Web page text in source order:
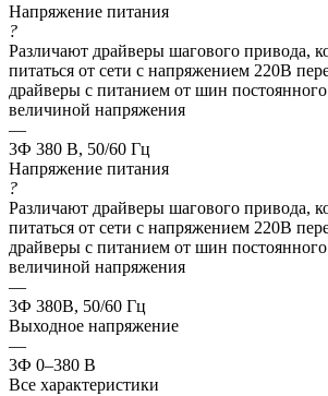
Напряжение питания
?
Различают драйверы шагового привода,
питаться от сети с напряжением 220В
драйверы с питанием от шин постоянного
величиной напряжения
—
3Ф 380 В, 50/60 Гц
Напряжение питания
?
Различают драйверы шагового привода,
питаться от сети с напряжением 220В
драйверы с питанием от шин постоянного
величиной напряжения
—
3Ф 380В, 50/60 Гц
Выходное напряжение
—
3Ф 0–380 В
Все характеристики